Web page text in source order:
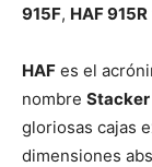
915F, HAF 915R
HAF es el
nombre Stacker
gloriosas cajas
dimensiones